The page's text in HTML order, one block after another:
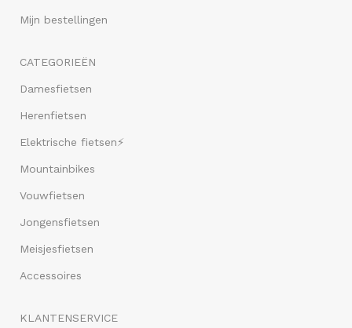
Mijn bestellingen
CATEGORIEËN
Damesfietsen
Herenfietsen
Elektrische fietsen⚡
Mountainbikes
Vouwfietsen
Jongensfietsen
Meisjesfietsen
Accessoires
KLANTENSERVICE